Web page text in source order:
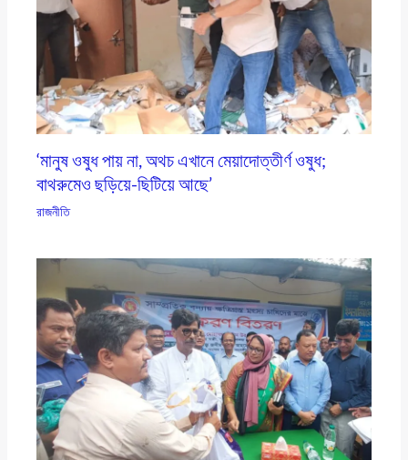
‘মানুষ ওষুধ পায় না, অথচ এখানে মেয়াদোত্তীর্ণ ওষুধ;
বাথরুমেও ছড়িয়ে-ছিটিয়ে আছে’
রাজনীতি